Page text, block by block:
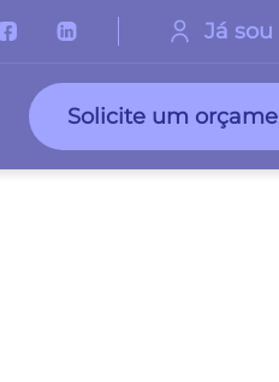
Já
Solicite um